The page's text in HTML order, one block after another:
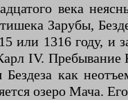
века
Зарубы,
или 1316 году,
IV.
Бездеза как
озеро Мача.